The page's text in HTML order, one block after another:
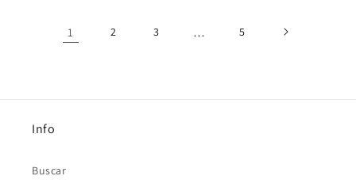
1 2 3 … 5
Info
Buscar